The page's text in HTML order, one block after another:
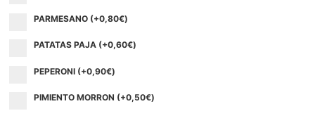
PARMESANO (+0,80€)
PATATAS PAJA (+0,60€)
PEPERONI (+0,90€)
PIMIENTO MORRON (+0,50€)